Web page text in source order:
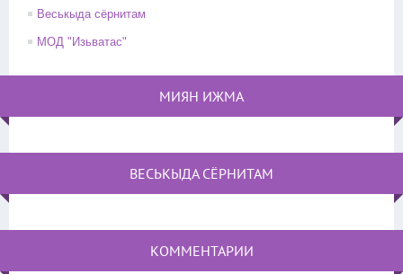
Веськыда сёрнитам
МОД "Изьватас"
МИЯН ИЖМА
ВЕСЬКЫДА СЁРНИТАМ
КОММЕНТАРИИ